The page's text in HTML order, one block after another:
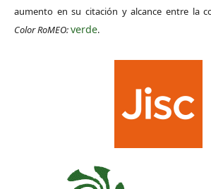
aumento en su citación y alcance entre la
Color RoMEO:verde.